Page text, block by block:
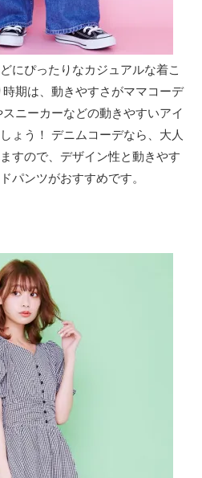
にぴったりなカジュアルな着こ
デなら、大人
すので、デザイン性と動きやす
パンツがおすすめです。